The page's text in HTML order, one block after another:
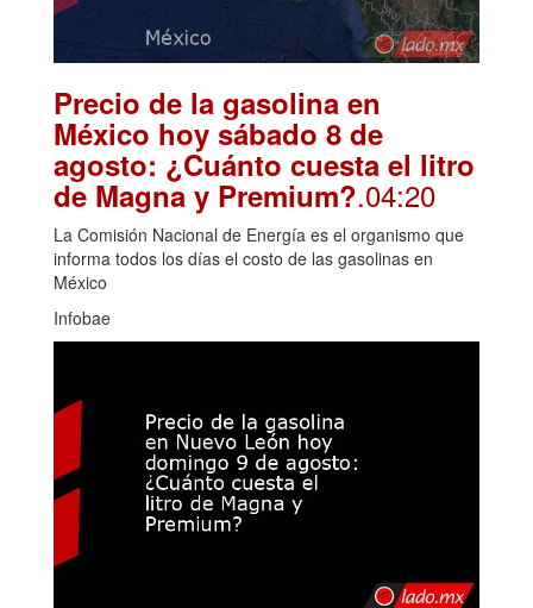
Precio de la gasolina en
México hoy sábado 8 de
agosto: ¿Cuánto cuesta el litro
de Magna y Premium?.04:20
La Comisión Nacional de Energía es el organismo que
informa todos los días el costo de las gasolinas en
México
Infobae